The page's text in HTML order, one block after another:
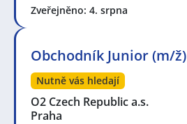
Zveřejněno: 4. srpna
Obchodník Junior (m/ž)
Nutně vás hledají
O2 Czech Republic a.s.
Praha